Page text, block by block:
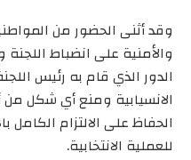
وقد أثنى الحضور من
والأمنية على انضباط
الدور الذي قام به رئيس
الانسيابية ومنع أي شكل من
الحفاظ على الالتزام الكامل
للعملية الانتخابية.